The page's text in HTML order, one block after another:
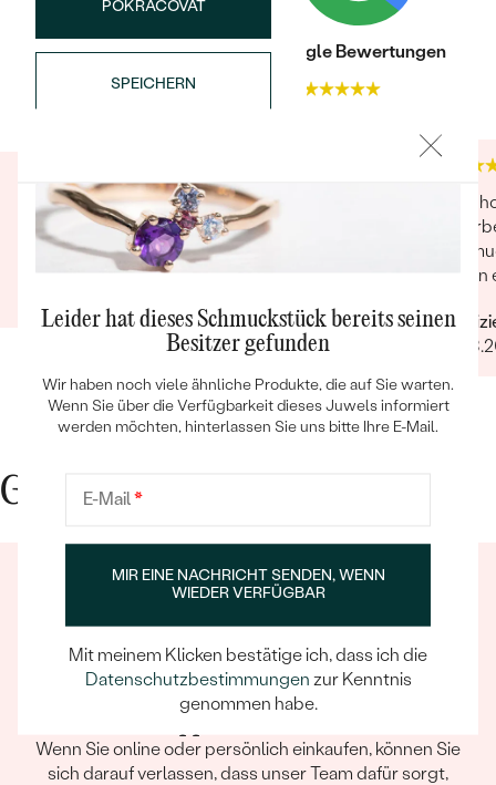
Bestseller
ANSEHEN
POKRAČOVAT
SPEICHERN
Trusted shop BewertungenGoogle Bewertungen
Ware immer einwandfrei und pünktliche
Lieferung.
Verifizierter Kunde
Sehr
Gute Gründe für Eppi
Ein Eppi-sches Erlebnis
Wenn Sie online oder persönlich einkaufen, können Sie
sich darauf verlassen, dass unser Team dafür sorgt,
Leider hat dieses Schmuckstück bereits seinen
Besitzer gefunden
Wir haben noch viele ähnliche Produkte, die auf Sie warten.
Wenn Sie über die Verfügbarkeit dieses Juwels informiert
werden möchten, hinterlassen Sie uns bitte Ihre E-Mail.
E-Mail*
MIR EINE NACHRICHT SENDEN, WENN
WIEDER VERFÜGBAR
Mit meinem Klicken bestätige ich, dass ich die
Datenschutzbestimmungen zur Kenntnis
genommen habe.